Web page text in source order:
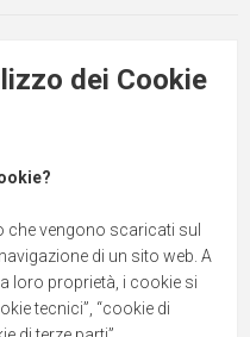
dei Cookie
che vengono scaricati sul
di un sito web. A
loro proprietà, i cookie si
tecnici”, “cookie di